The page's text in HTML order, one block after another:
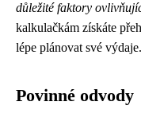
důležité faktory
kalkulačkám získáte
lépe plánovat své výdaje.
Povinné odvody